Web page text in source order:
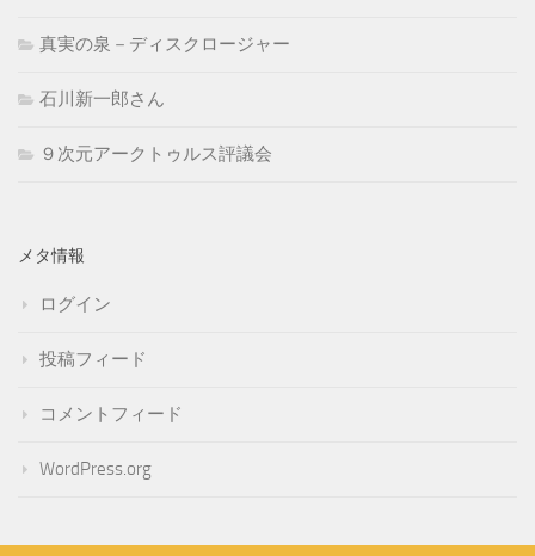
真実の泉－ディスクロージャー
石川新一郎さん
９次元アークトゥルス評議会
メタ情報
ログイン
投稿フィード
コメントフィード
WordPress.org